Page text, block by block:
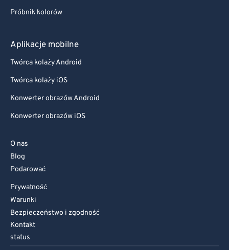
Próbnik kolorów
Aplikacje mobilne
Twórca kolaży Android
Twórca kolaży iOS
Konwerter obrazów Android
Konwerter obrazów iOS
O nas
Blog
Podarować
Prywatność
Warunki
Bezpieczeństwo i zgodność
Kontakt
status